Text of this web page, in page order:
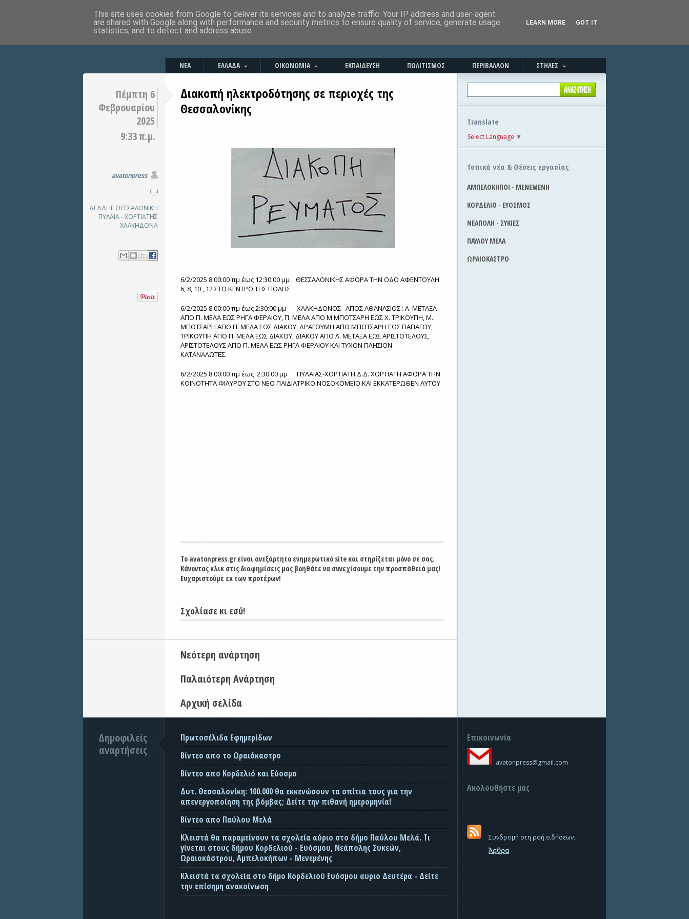
ΝΕΑ ΕΛΛΑΔΑ ΟΙΚΟΝΟΜΙΑ ΕΚΠΑΙΔΕΥΣΗ ΠΟΛΙΤΙΣΜΟΣ ΠΕΡΙΒΑΛΛΟΝ ΣΤΗΛΕΣ
Πέμπτη 6
Φεβρουαρίου
2025
9:33 π.μ.
avatonpress
ΔΕΔΔΗΕ ΘΕΣΣΑΛΟΝΙΚΗ
ΠΥΛΑΙΑ - ΧΟΡΤΙΑΤΗΣ
ΧΑΛΚΗΔΟΝΑ
Διακοπή ηλεκτροδότησης σε περιοχές της
Θεσσαλονίκης
6/2/2025 8:00:00 πμ έως 12:30:00 μμ ΘΕΣΣΑΛΟΝΙΚΗΣΑΦΟΡΑ ΤΗΝ ΟΔΟ ΑΦΕΝΤΟΥΛΗ
6, 8, 10 , 12 ΣΤΟ ΚΕΝΤΡΟ ΤΗΣ ΠΟΛΗΣ
6/2/2025 8:00:00 πμ έως 2:30:00 μμ ΧΑΛΚΗΔΟΝΟΣ ΑΓΙΟΣ ΑΘΑΝΑΣΙΟΣ : Λ. ΜΕΤΑΞΑ
ΑΠΟ Π. ΜΕΛΑ ΕΩΣ ΡΗΓΑ ΦΕΡΑΙΟΥ, Π. ΜΕΛΑ ΑΠΟ Μ ΜΠΟΤΣΑΡΗ ΕΩΣ Χ. ΤΡΙΚΟΥΠΗ, Μ.
ΜΠΟΤΣΑΡΗ ΑΠΟ Π. ΜΕΛΑ ΕΩΣ ΔΙΑΚΟΥ, ΔΡΑΓΟΥΜΗ ΑΠΟ ΜΠΟΤΣΑΡΗ ΕΩΣ ΠΑΠΑΓΟΥ,
ΤΡΙΚΟΥΠΗ ΑΠΟ Π. ΜΕΛΑ ΕΩΣ ΔΙΑΚΟΥ, ΔΙΑΚΟΥ ΑΠΟ Λ. ΜΕΤΑΞΑ ΕΩΣ ΑΡΙΣΤΟΤΕΛΟΥΣ,
ΑΡΙΣΤΟΤΕΛΟΥΣ ΑΠΟ Π. ΜΕΛΑ ΕΩΣ ΡΗΓΑ ΦΕΡΑΙΟΥ ΚΑΙ ΤΥΧΟΝ ΠΛΗΣΙΟΝ
ΚΑΤΑΝΑΛΩΤΕΣ.
6/2/2025 8:00:00 πμ έως 2:30:00 μμ
ΠΥΛΑΙΑΣ-ΧΟΡΤΙΑΤΗ Δ.Δ. ΧΟΡΤΙΑΤΗ ΑΦΟΡΑ ΤΗΝ
ΚΟΙΝΟΤΗΤΑ ΦΙΛΥΡΟΥ ΣΤΟ ΝΕΟ ΠΑΙΔΙΑΤΡΙΚΟ ΝΟΣΟΚΟΜΕΙΟ ΚΑΙ ΕΚΚΑΤΕΡΩΘΕΝ ΑΥΤΟΥ
Το avatonpress.gr είναι ανεξάρτητο ενημερωτικό site και στηρίζεται μόνο σε σας.
Κάνοντας κλικ στις διαφημίσεις μας βοηθάτε να συνεχίσουμε την προσπάθειά μας!
Ευχαριστούμε εκ των προτέρων!
Σχολίασε κι εσύ!
Νεότερη ανάρτηση
Παλαιότερη Ανάρτηση
Αρχική σελίδα
Translate
Select Language ▼
Τοπικά νέα & Θέσεις εργασίας
ΑΜΠΕΛΟΚΗΠΟΙ - ΜΕΝΕΜΕΝΗ
ΚΟΡΔΕΛΙΟ - ΕΥΟΣΜΟΣ
ΝΕΑΠΟΛΗ - ΣΥΚΙΕΣ
ΠΑΥΛΟΥ ΜΕΛΑ
ΩΡΑΙΟΚΑΣΤΡΟ
Δημοφιλείς
αναρτήσεις
Πρωτοσέλιδα Εφημερίδων
Βίντεο απο το Ωραιόκαστρο
Βίντεο απο Κορδελιό και Εύοσμο
Δυτ. Θεσσαλονίκη: 100.000 θα εκκενώσουν τα σπίτια τους για την
απενεργοποίηση της βόμβας; Δείτε την πιθανή ημερομηνία!
Βίντεο απο Παύλου Μελά
Κλειστά θα παραμείνουν τα σχολεία αύριο στο δήμο Παύλου Μελά. Τι
γίνεται στους δήμου Κορδελιού - Ευόσμου, Νεάπολης Συκεών,
Ωραιοκάστρου, Αμπελοκήπων - Μενεμένης
Κλειστά τα σχολεία στο δήμο Κορδελιού Ευόσμου αυριο Δευτέρα - Δείτε
την επίσημη ανακοίνωση
Επικοινωνία
avatonpress@gmail.com
Ακολουθήστε μας
Συνδρομή στη ροή ειδήσεων.
Άρθρα
This site uses cookies from Google to deliver its services and to analyze traffic. Your IP address and user-agent
are shared with Google along with performance and security metrics to ensure quality of service, generate usage
statistics, and to detect and address abuse.
LEARN MORE GOT IT